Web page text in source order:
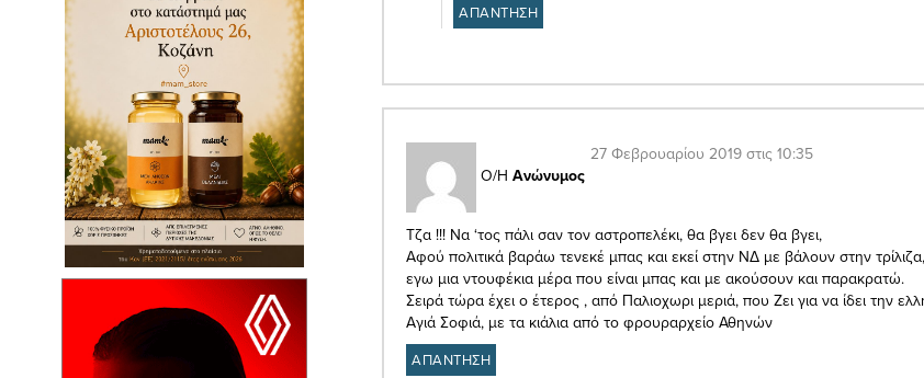
ΑΠΑΝΤΗΣΗ
Ο/Η Ανώνυμος
27 Φεβρουαρίου 2019 στις 10:35
Τζα !!! Να ‘τος πάλι σαν τον αστροπελέκι, θα βγει δεν θα βγει,
Αφού πολιτικά βαράω τενεκέ μπας και εκεί στην ΝΔ με βάλουν στην
εγω μια ντουφέκια μέρα που είναι μπας και με ακούσουν και παρακρατώ.
Σειρά τώρα έχει ο έτερος , από Παλιοχωρι μεριά, που Ζει για να ίδει την
Αγιά Σοφιά, με τα κιάλια από το φρουραρχείο Αθηνών
ΑΠΑΝΤΗΣΗ